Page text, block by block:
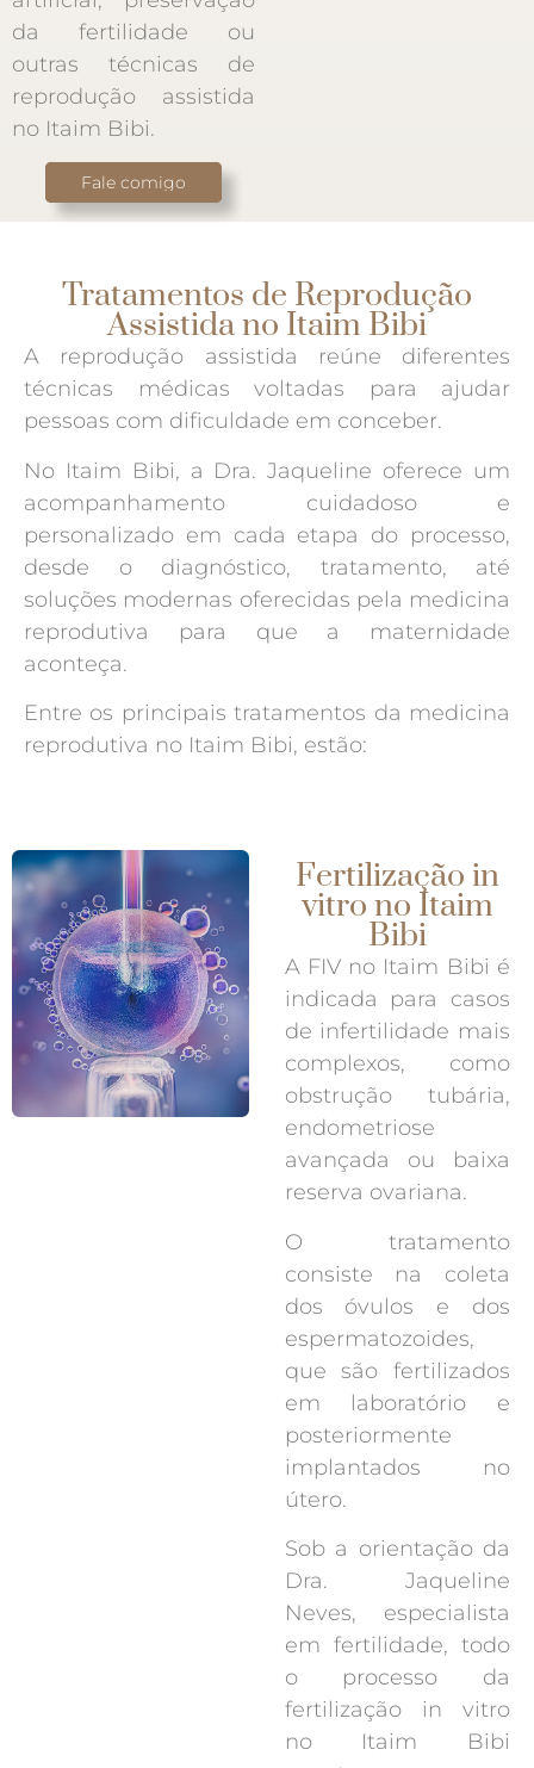
da fertilidade ou
outras técnicas de
reprodução assistida
no Itaim Bibi.
Fale comigo
Tratamentos de Reprodução
Assistida no Itaim Bibi
A reprodução assistida reúne diferentes
técnicas médicas voltadas para ajudar
pessoas com dificuldade em conceber.
No Itaim Bibi, a Dra. Jaqueline oferece um
acompanhamento cuidadoso e
personalizado em cada etapa do processo,
desde o diagnóstico, tratamento, até
soluções modernas oferecidas pela medicina
reprodutiva para que a maternidade
aconteça.
Entre os principais tratamentos da medicina
reprodutiva no Itaim Bibi, estão:
Fertilização in
vitro no Itaim
Bibi
A FIV no Itaim Bibi é
indicada para casos
de infertilidade mais
complexos, como
obstrução tubária,
endometriose
avançada ou baixa
reserva ovariana.
O tratamento
consiste na coleta
dos óvulos e dos
espermatozoides,
que são fertilizados
em laboratório e
posteriormente
implantados no
útero.
Sob a orientação da
Dra. Jaqueline
Neves, especialista
em fertilidade, todo
o processo da
fertilização in vitro
no Itaim Bibi